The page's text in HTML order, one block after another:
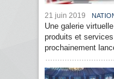
21 juin 2019
Une galerie
produits et
prochainement